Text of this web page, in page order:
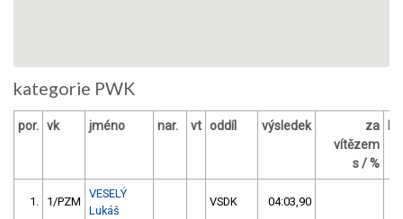
kategorie PWK
por. vk jméno nar. vt oddíl výsledek
za
vítězem
s / %
1. 1/PZM
VESELÝ
Lukáš
VSDK 04:03,90